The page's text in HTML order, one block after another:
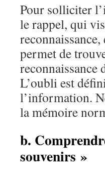
Pour solliciter
le rappel, qui
permet de
reconnaissance
L’oubli est
l’information.
la mémoire
b.
souvenirs »